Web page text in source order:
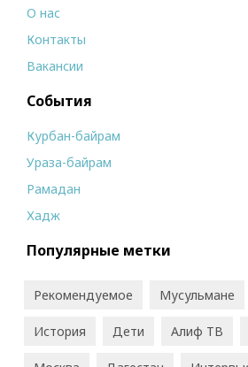
О нас
Контакты
Вакансии
События
Курбан-байрам
Ураза-байрам
Рамадан
Хадж
Популярные метки
Рекомендуемое Мусульмане
История Дети Алиф ТВ